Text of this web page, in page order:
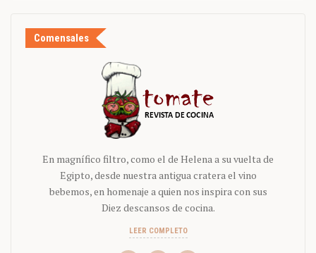
Comensales
En magnífico filtro, como el de Helena a su vuelta de
Egipto, desde nuestra antigua cratera el vino
bebemos, en homenaje a quien nos inspira con sus
Diez descansos de cocina.
LEER COMPLETO